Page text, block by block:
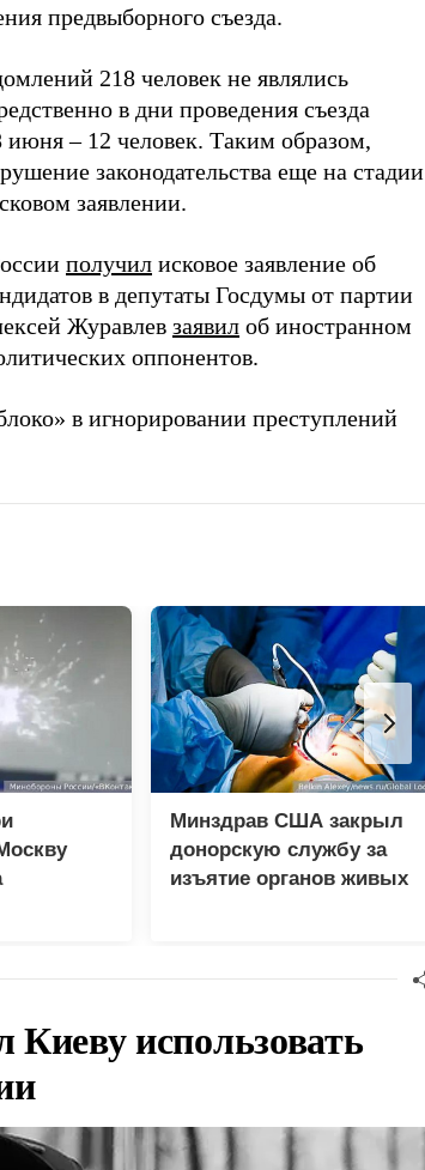
предвыборного съезда.
218 человек не являлись
в дни проведения съезда
июня – 12 человек. Таким образом,
законодательства еще на стадии
заявлении.
получил исковое заявление об
в депутаты Госдумы от партии
Журавлев заявил об иностранном
оппонентов.
в игнорировании преступлений
Минздрав США закрыл
донорскую службу за
изъятие органов живых
использовать